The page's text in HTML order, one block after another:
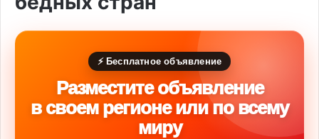
⚡ Бесплатное объявление
Разместите объявление
в своем регионе или по всему
миру